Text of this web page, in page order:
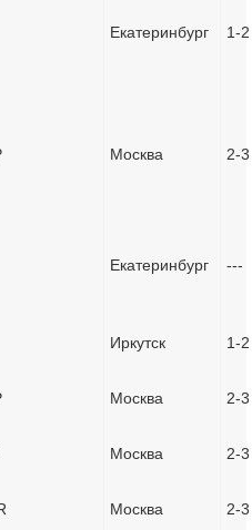
Екатеринбург 1-
Москва 2-
Екатеринбург ---
Иркутск 1-
Москва 2-
Москва 2-
Москва 2-